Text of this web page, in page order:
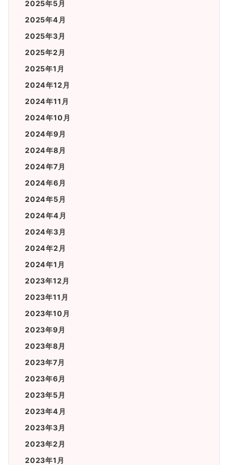
2025年5月
2025年4月
2025年3月
2025年2月
2025年1月
2024年12月
2024年11月
2024年10月
2024年9月
2024年8月
2024年7月
2024年6月
2024年5月
2024年4月
2024年3月
2024年2月
2024年1月
2023年12月
2023年11月
2023年10月
2023年9月
2023年8月
2023年7月
2023年6月
2023年5月
2023年4月
2023年3月
2023年2月
2023年1月